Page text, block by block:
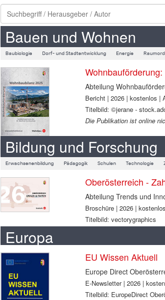
Bauen und Wohnen
Baubiologie Dorf- und Stadtentwicklung Energie
Abteilung
Bericht | 2026 | kostenlos |
Titelbild: ©jerane -
Die Publikation ist online
Bildung und Forschung
Erwachsenenbildung Pädagogik Schulen Technologie
Oberösterreich -
Abteilung Trends und
Broschüre | 2026 | kostenlos
Titelbild: vectorygraphics
Europa
EU Wissen Aktuell
Europe Direct
E-Newsletter | 2026 |
Titelbild: EuropeDirect